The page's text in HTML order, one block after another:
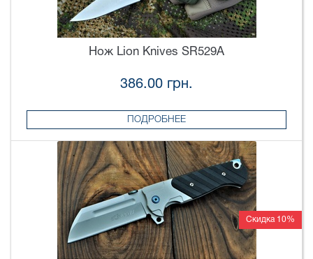
Нож Lion Knives SR529A
386.00 грн.
ПОДРОБНЕЕ
Скидка 10%